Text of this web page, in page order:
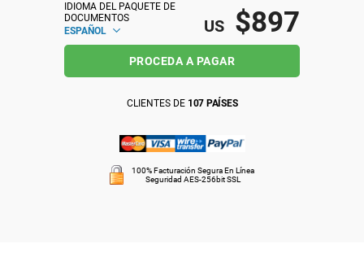
IATF 16949
AeroespacialIDIOMA DEL PAQUETE DE
DOCUMENTOS
ESPAÑOL
US $897
PROCEDA A PAGAR
CLIENTES DE 107 PAÍSES
100% Facturación Segura En Línea
Seguridad AES-256bit SSL